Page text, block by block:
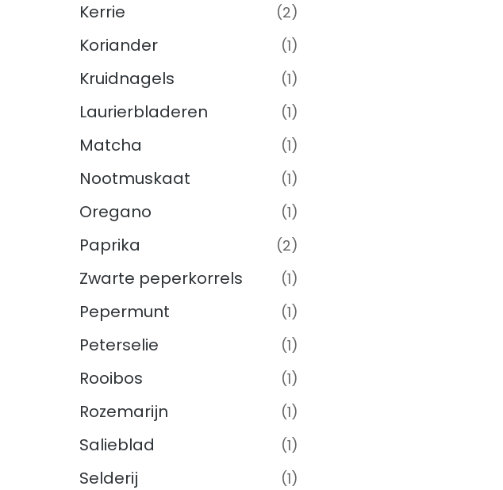
Kerrie (2)
Koriander (1)
Kruidnagels (1)
Laurierbladeren (1)
Matcha (1)
Nootmuskaat (1)
Oregano (1)
Paprika (2)
Zwarte peperkorrels (1)
Pepermunt (1)
Peterselie (1)
Rooibos (1)
Rozemarijn (1)
Salieblad (1)
Selderij (1)